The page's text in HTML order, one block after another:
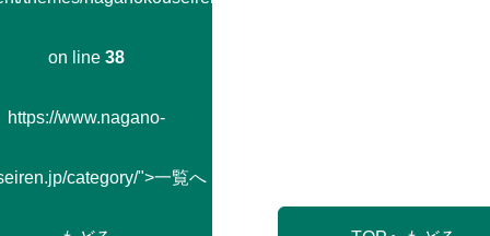
on line 38
https://www.nagano-
category/">一覧へ